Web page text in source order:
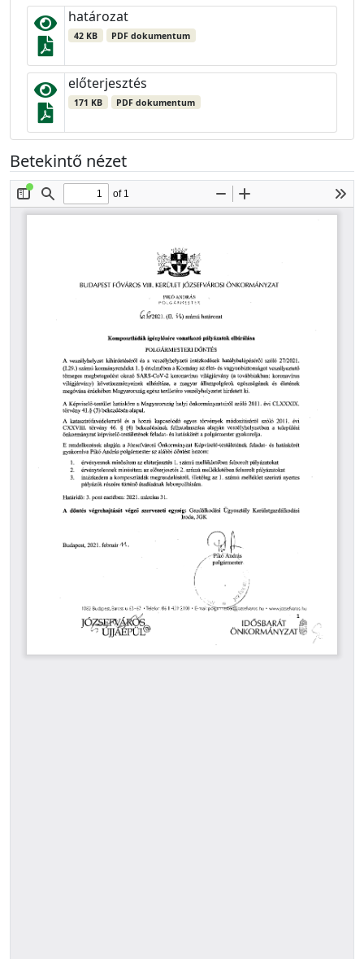
határozat
42 KB PDF dokumentum
előterjesztés
171 KB PDF dokumentum
Betekintő nézet